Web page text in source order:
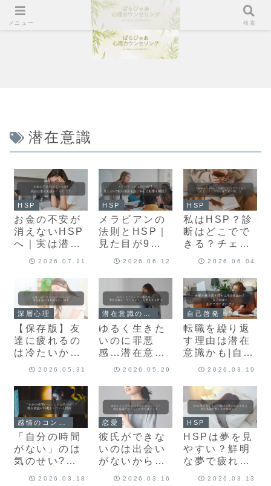
潜在意識
HSP
お金の不安が
消えないHSP
へ｜実は潜在
も！？
2026.07.11
HSP
メラビアンの
法則とHSP｜
見た目が9割
解説！
2026.06.12
HSP
私はHSP？診
断はどこでで
きる？チェッ
2026.06.04
深層心理
【保存版】友
達に疲れるの
は冷たいか
ら?潜在意識
く練習
2026.05.31
ゆるく生きた
いのに罪悪
感…潜在意識
が「ダメにな
る理由
2026.05.29
自己啓発
転職を繰り返
す理由は潜在
意識かも|自己
価値を高めて
法
2026.03.19
「自分の時間
がない」のは
気のせい?潜
2026.03.18
恋愛
彼氏ができな
いのは出会い
がないから?
2026.03.16
HSP
HSPは夢を見
やすい？鮮明
な夢で疲れる
2026.03.13
メニュー 検索